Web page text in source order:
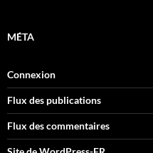
MÉTA
Connexion
Flux des publications
Flux des commentaires